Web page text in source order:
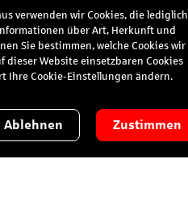
Suche
verwenden wir Cookies, die lediglich
über Art, Herkunft und
Sie bestimmen, welche Cookies wir
dieser Website einsetzbaren Cookies
Ihre Cookie-Einstellungen ändern.
Ablehnen Zustimmen